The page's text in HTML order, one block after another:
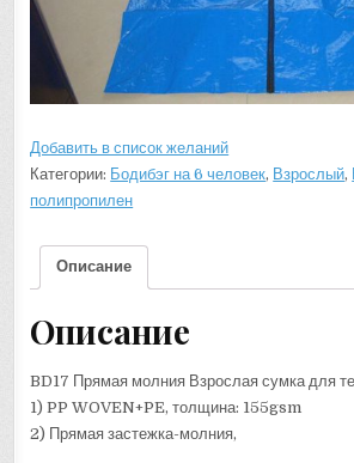
Добавить в список желаний
Категории: Бодибэг на 6 человек, Взрослый,
полипропилен
Описание
Описание
BD17 Прямая молния Взрослая сумка для
1) PP WOVEN+PE, толщина: 155gsm
2) Прямая застежка-молния,